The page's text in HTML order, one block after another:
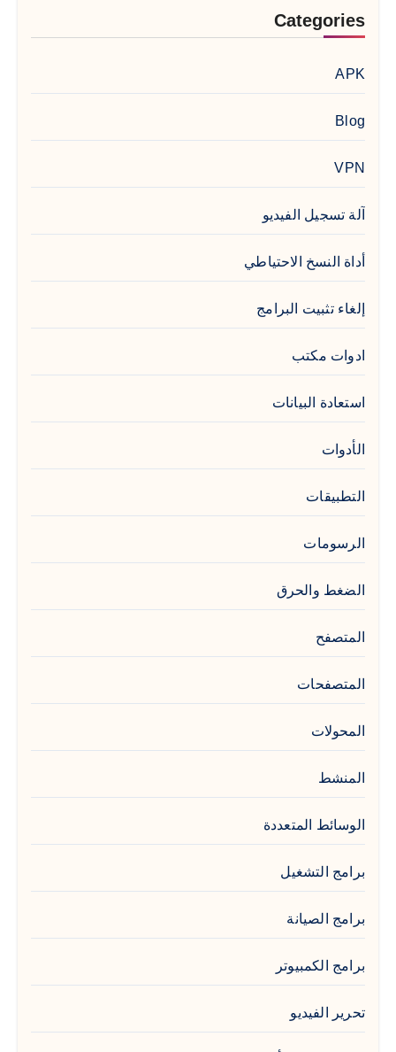
Categories
APK
Blog
VPN
آلة تسجيل الفيديو
أداة النسخ الاحتياطي
إلغاء تثبيت البرامج
ادوات مكتب
استعادة البيانات
الأدوات
التطبيقات
الرسومات
الضغط والحرق
المتصفح
المتصفحات
المحولات
المنشط
الوسائط المتعددة
برامج التشغيل
برامج الصيانة
برامج الكمبيوتر
تحرير الفيديو